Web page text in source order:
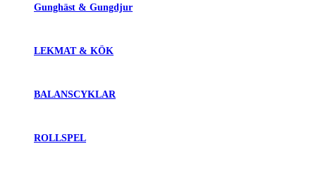
Gunghäst & Gungdjur
LEKMAT & KÖK
BALANSCYKLAR
ROLLSPEL